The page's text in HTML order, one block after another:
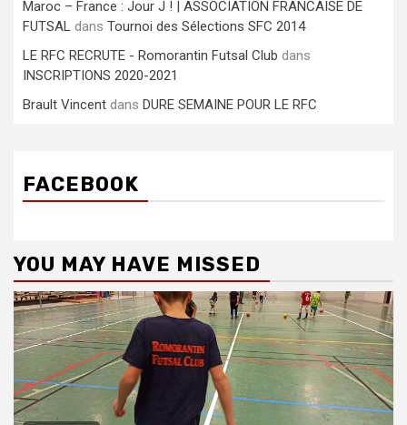
Maroc – France : Jour J ! | ASSOCIATION FRANCAISE DE
FUTSAL dans Tournoi des Sélections SFC 2014
LE RFC RECRUTE - Romorantin Futsal Club dans
INSCRIPTIONS 2020-2021
Brault Vincent dans DURE SEMAINE POUR LE RFC
FACEBOOK
YOU MAY HAVE MISSED